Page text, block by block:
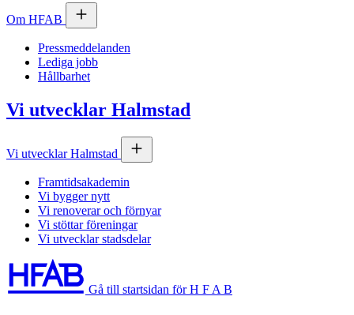
Om HFAB
Pressmeddelanden
Lediga jobb
Hållbarhet
Vi utvecklar Halmstad
Vi utvecklar Halmstad
Framtidsakademin
Vi bygger nytt
Vi renoverar och förnyar
Vi stöttar föreningar
Vi utvecklar stadsdelar
Gå till startsidan för H F A B